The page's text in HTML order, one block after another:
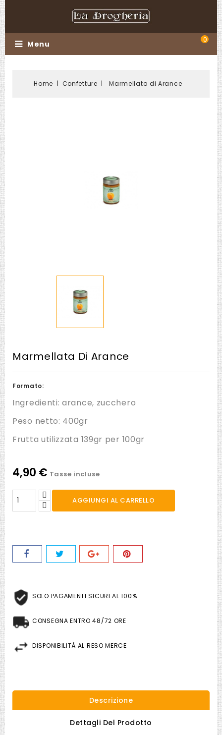
0
Menu
Home Confetture Marmellata di Arance
Marmellata Di Arance
Formato:
Ingredienti: arance, zucchero
Peso netto: 400gr
Frutta utilizzata 139gr per 100gr
4,90 € Tasse incluse
AGGIUNGI AL CARRELLO
SOLO PAGAMENTI SICURI AL 100%
CONSEGNA ENTRO 48/72 ORE
DISPONIBILITÀ AL RESO MERCE
Descrizione
Dettagli Del Prodotto